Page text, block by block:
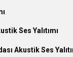
Ses Yalıtımı
Akustik Ses